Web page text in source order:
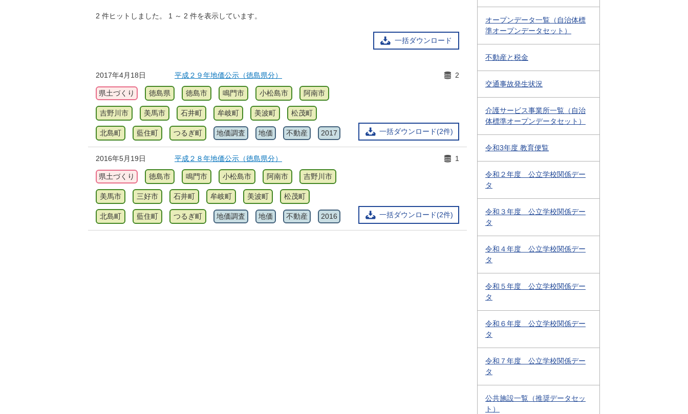
2 件ヒットしました。 1 ～ 2 件を表示しています。
一括ダウンロード
2017年4月18日 平成２９年地価公示（徳島県分）
一括ダウンロード(2件)
2
県土づくり 徳島県 徳島市 鳴門市 小松島市 阿南市
吉野川市 美馬市 石井町 牟岐町 美波町 松茂町
北島町 藍住町 つるぎ町 地価調査 地価 不動産 2017
2016年5月19日 平成２８年地価公示（徳島県分）
一括ダウンロード(2件)
1
県土づくり 徳島市 鳴門市 小松島市 阿南市 吉野川市
美馬市 三好市 石井町 牟岐町 美波町 松茂町
北島町 藍住町 つるぎ町 地価調査 地価 不動産 2016
オープンデータ一覧（自治体標
準オープンデータセット）
不動産と税金
交通事故発生状況
介護サービス事業所一覧（自治
体標準オープンデータセット）
令和3年度 教育便覧
令和２年度 公立学校関係デー
タ
令和３年度 公立学校関係デー
タ
令和４年度 公立学校関係デー
タ
令和５年度 公立学校関係デー
タ
令和６年度 公立学校関係デー
タ
令和７年度 公立学校関係デー
タ
公共施設一覧（推奨データセッ
ト）